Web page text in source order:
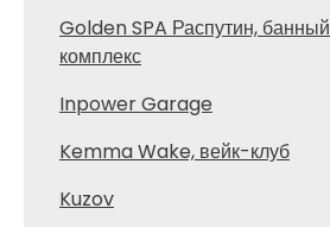
Golden SPA Распутин, банный
комплекс
Inpower Garage
Kemma Wake, вейк-клуб
Kuzov